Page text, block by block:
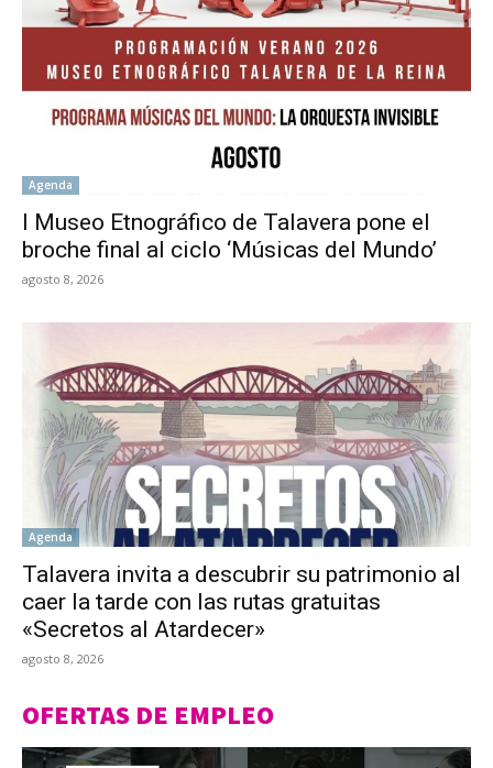
Agenda
l Museo Etnográfico de Talavera pone el
broche final al ciclo ‘Músicas del Mundo’
agosto 8, 2026
Agenda
Talavera invita a descubrir su patrimonio al
caer la tarde con las rutas gratuitas
«Secretos al Atardecer»
agosto 8, 2026
OFERTAS DE EMPLEO